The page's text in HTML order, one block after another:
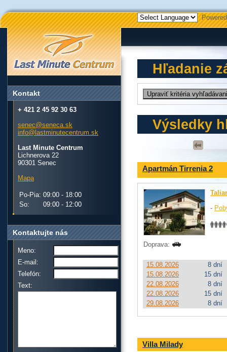
Hľadanie
Výsledky
Apartmán Tirrenia 2
-
Doprava:
15.08.2026
8 dní
15.08.2026
15 dní
22.08.2026
8 dní
22.08.2026
15 dní
29.08.2026
8 dní
Villa Milady
Kontakt
+ 421 2 45 92 30 63
senec@seneca.sk
info@lastminutecentrum.sk
Last Minute Centrum
Lichnerova 22
90301 Senec
Mapa
Po-Pia: 09:00 - 18:00
So:
09:00 - 12:00
Kontaktujte nás
Meno:
E-mail:
Telefón:
Text: